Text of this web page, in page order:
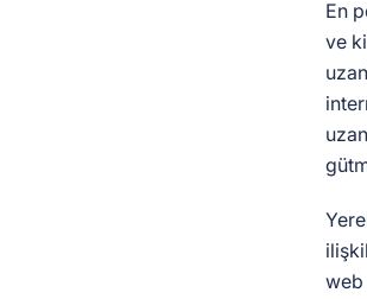
En
ve
web